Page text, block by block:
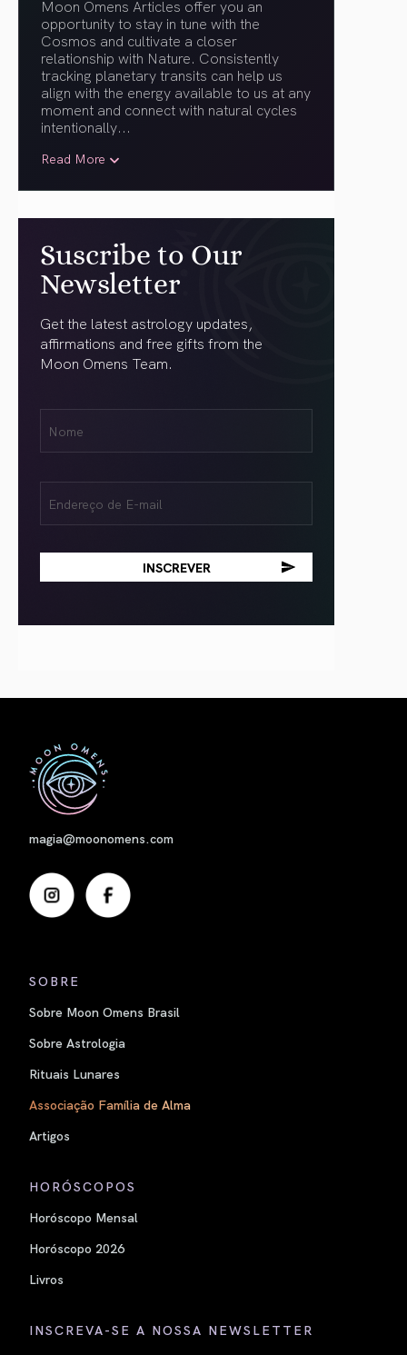
Moon Omens Articles offer you an
opportunity to stay in tune with the
Cosmos and cultivate a closer
relationship with Nature. Consistently
tracking planetary transits can help us
align with the energy available to us at any
moment and connect with natural cycles
intentionally...
Read More
Suscribe to Our
Newsletter
Get the latest astrology updates,
affirmations and free gifts from the
Moon Omens Team.
(obrigatório)
(obrigatório)
magia@moonomens.com
SOBRE
Sobre Moon Omens Brasil
Sobre Astrologia
Rituais Lunares
Associação Família de Alma
Artigos
HORÓSCOPOS
Horóscopo Mensal
Horóscopo 2026
Livros
INSCREVA-SE A NOSSA NEWSLETTER
Nome